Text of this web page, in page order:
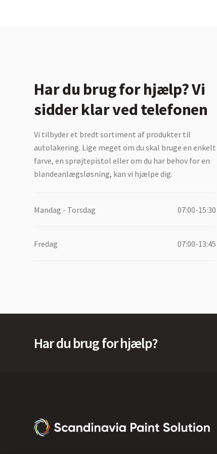
Har du brug for hjælp? Vi
sidder klar ved telefonen
Vi tilbyder et bredt sortiment af produkter til
autolakering. Lige meget om du skal bruge en enkelt
farve, en sprøjtepistol eller om du har behov for en
blandeanlægsløsning, kan vi hjælpe dig.
Mandag - Torsdag 07:00-15:30
Fredag 07:00-13:45
Har du brug for hjælp?